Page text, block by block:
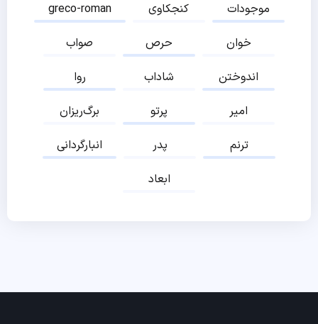
greco-roman
کنجکاوی
موجودات
صواب
حرص
خوان
روا
شاداب
اندوختن
برگ‌ریزان
پرتو
امیر
انبارگردانی
پدر
ترنم
ابعاد